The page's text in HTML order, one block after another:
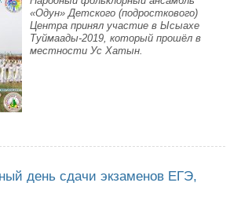
«Одун» Детского (подросткового)
Центра принял участие в Ысыахе
Туймаады-2019, который прошёл в
местности Ус Хатын.
Туймаады — 2019
день сдачи экзаменов ЕГЭ,